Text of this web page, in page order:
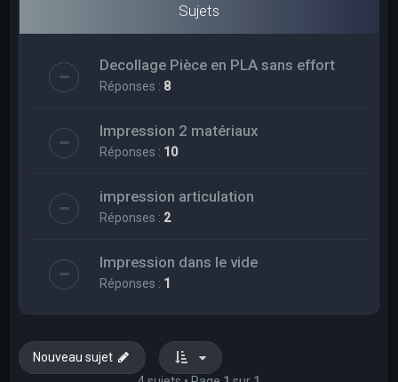
Sujets
Decollage Pièce en PLA sans effort
Réponses : 8
Impression 2 matériaux
Réponses : 10
impression articulation
Réponses : 2
Impression dans le vide
Réponses : 1
Nouveau sujet